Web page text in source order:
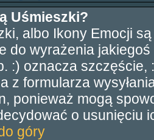
Uśmieszki?
albo Ikony Emocji
do wyrażenia
:) oznacza szczęście,
z formularza
ponieważ mogą
o usunięciu
góry